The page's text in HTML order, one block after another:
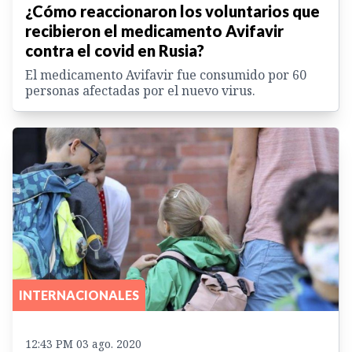
¿Cómo reaccionaron los voluntarios que
recibieron el medicamento Avifavir
contra el covid en Rusia?
El medicamento Avifavir fue consumido por 60
personas afectadas por el nuevo virus.
INTERNACIONALES
12:43 PM 03 ago. 2020